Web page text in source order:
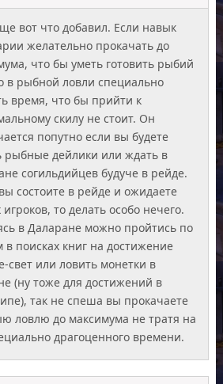
вот что добавил. Если навык
желательно прокачать до
что бы уметь готовить рыбий
в рыбной ловли специально
время, что бы прийти к
скилу не стоит. Он
попутно если вы будете
рыбные дейлики или ждать в
согильдийцев будуче в рейде.
состоите в рейде и ожидаете
игроков, то делать особо нечего.
в Даларане можно пройтись по
в поисках книг на достижение
свет или ловить монетки в
(ну тоже для достижений в
так не спеша вы прокачаете
ловлю до максимума не тратя на
драгоценного времени.